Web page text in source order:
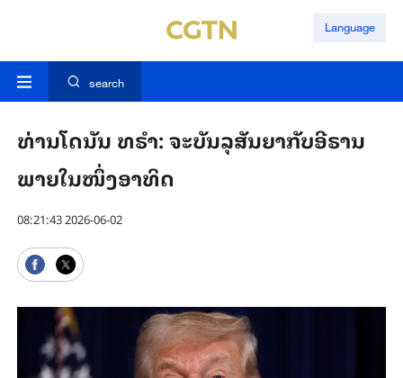
Language
search
ທ່ານ​ໂດ​ນັນ ທ​ຣຳ: ຈະ​ບັນ​ລຸ​ສັນ​ຍາ​ກັບ​ອີ​ຣານ​
ພາຍ​ໃນ​ໜຶ່ງ​ອາ​ທິດ
08:21:43 2026-06-02